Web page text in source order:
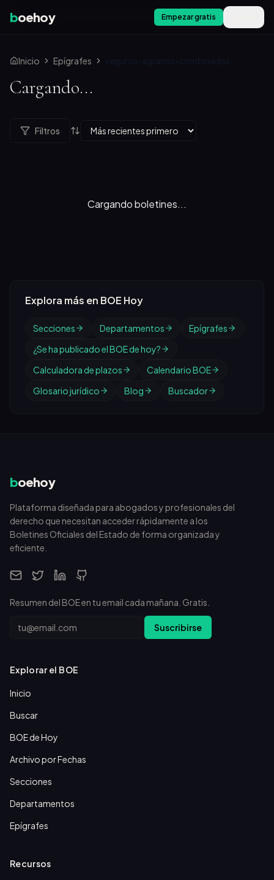
boehoy Empezar gratis
Inicio Epígrafes seguros-agrarios-combinados
Cargando...
Filtros
Cargando boletines...
Explora más en BOE Hoy
Secciones Departamentos
Epígrafes
¿Se ha publicado el BOE de hoy?
Calculadora de plazos
Calendario BOE
Glosario jurídico
Blog Buscador
boehoy
Plataforma diseñada para abogados y profesionales del
derecho que necesitan acceder rápidamente a los
Boletines Oficiales del Estado de forma organizada y
eficiente.
Resumen del BOE en tu email cada mañana. Gratis.
Email Suscribirse
Explorar el BOE
Inicio
Buscar
BOE de Hoy
Archivo por Fechas
Secciones
Departamentos
Epígrafes
Recursos